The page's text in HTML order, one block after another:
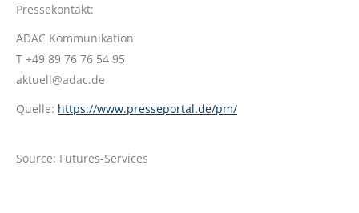
Pressekontakt:
ADAC Kommunikation
T +49 89 76 76 54 95
aktuell@adac.de
Quelle: https://www.presseportal.de/pm/
Source: Futures-Services